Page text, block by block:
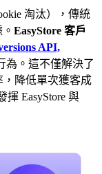
淘汰），傳統
EasyStore 客戶
API,
為。這不僅解決了
降低單次獲客成
EasyStore 與